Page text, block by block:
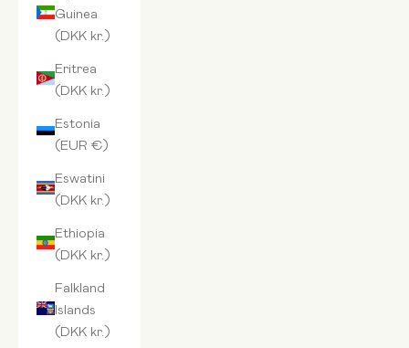
Guinea
(DKK kr.)
Eritrea
(DKK kr.)
Estonia
(EUR €)
Eswatini
(DKK kr.)
Ethiopia
(DKK kr.)
Falkland
Islands
(DKK kr.)